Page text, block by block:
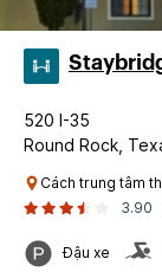
520 I-35
Round Rock,
Cách trung tâm
3.90
Đậu xe